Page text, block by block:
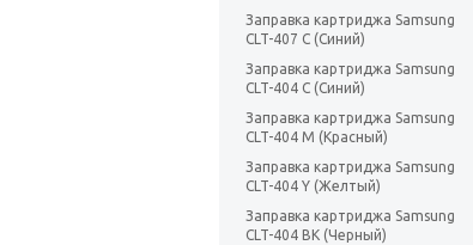
Заправка картриджа Samsung
CLT-407 C (Синий)
Заправка картриджа Samsung
CLT-404 C (Синий)
Заправка картриджа Samsung
CLT-404 M (Красный)
Заправка картриджа Samsung
CLT-404 Y (Желтый)
Заправка картриджа Samsung
CLT-404 BK (Черный)